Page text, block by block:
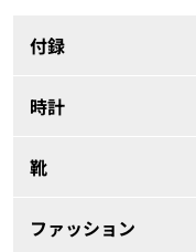
付録
時計
靴
ファッション